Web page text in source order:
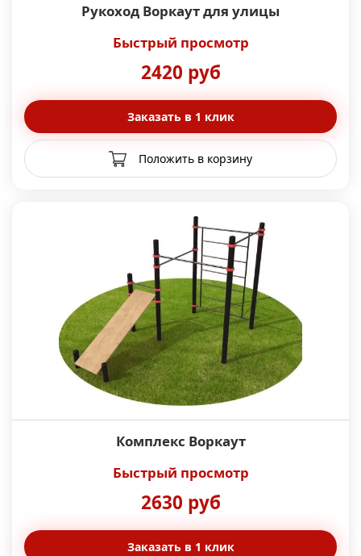
Рукоход Воркаут для улицы
Быстрый просмотр
2420 руб
Заказать в 1 клик
Положить в корзину
Комплекс Воркаут
Быстрый просмотр
2630 руб
Заказать в 1 клик